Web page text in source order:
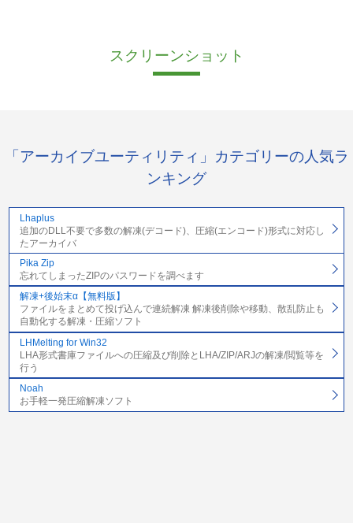
スクリーンショット
「アーカイブユーティリティ」カテゴリーの人気ラ
ンキング
Lhaplus
追加のDLL不要で多数の解凍(デコード)、圧縮(エンコード)形式に対応し
たアーカイバ
Pika Zip
忘れてしまったZIPのパスワードを調べます
解凍+後始末α【無料版】
ファイルをまとめて投げ込んで連続解凍 解凍後削除や移動、散乱防止も
自動化する解凍・圧縮ソフト
LHMelting for Win32
LHA形式書庫ファイルへの圧縮及び削除とLHA/ZIP/ARJの解凍/閲覧等を
行う
Noah
お手軽一発圧縮解凍ソフト